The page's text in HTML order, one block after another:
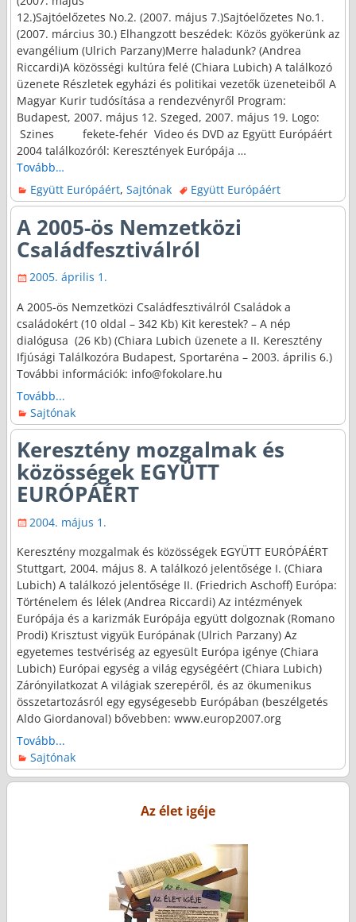
12.)Sajtóelőzetes No.2. (2007. május 7.)Sajtóelőzetes No.1.
(2007. március 30.) Elhangzott beszédek: Közös gyökerünk az
evangélium (Ulrich Parzany)Merre haladunk? (Andrea
Riccardi)A közösségi kultúra felé (Chiara Lubich) A találkozó
üzenete Részletek egyházi és politikai vezetők üzeneteiből A
Magyar Kurir tudósítása a rendezvényről Program:
Budapest, 2007. május 12. Szeged, 2007. május 19. Logo:
Szines fekete-fehér Video és DVD az Együtt Európáért
2004 találkozóról: Keresztények Európája …
Tovább…
Együtt Európáért,Sajtónak Együtt Európáért
A 2005-ös Nemzetközi
Családfesztiválról
2005. április 1.
A 2005-ös Nemzetközi Családfesztiválról Családok a
családokért (10 oldal – 342 Kb) Kit kerestek? – A nép
dialógusa (26 Kb) (Chiara Lubich üzenete a II. Keresztény
Ifjúsági Találkozóra Budapest, Sportaréna – 2003. április 6.)
További információk: info@fokolare.hu
Tovább...
Sajtónak
Keresztény mozgalmak és
közösségek EGYÜTT
EURÓPÁÉRT
2004. május 1.
Keresztény mozgalmak és közösségek EGYÜTT EURÓPÁÉRT
Stuttgart, 2004. május 8. A találkozó jelentősége I. (Chiara
Lubich) A találkozó jelentősége II. (Friedrich Aschoff) Európa:
Történelem és lélek (Andrea Riccardi) Az intézmények
Európája és a karizmák Európája együtt dolgoznak (Romano
Prodi) Krisztust vigyük Európának (Ulrich Parzany) Az
egyetemes testvériség az egyesült Európa igénye (Chiara
Lubich) Európai egység a világ egységéért (Chiara Lubich)
Zárónyilatkozat A világiak szerepéről, és az ökumenikus
összetartozásról egy egységesebb Európában (beszélgetés
Aldo Giordanoval) bővebben: www.europ2007.org
Tovább...
Sajtónak
Az élet igéje